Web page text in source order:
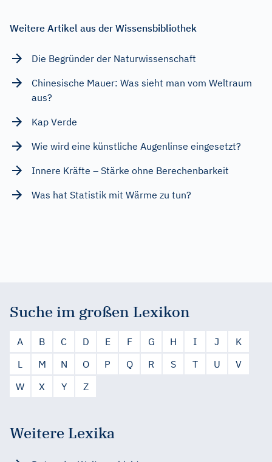
Weitere Artikel aus der Wissensbibliothek
Die Begründer der Naturwissenschaft
Chinesische Mauer: Was sieht man vom Weltraum
aus?
Kap Verde
Wie wird eine künstliche Augenlinse eingesetzt?
Innere Kräfte – Stärke ohne Berechenbarkeit
Was hat Statistik mit Wärme zu tun?
Suche im großen Lexikon
A B C D E F G H I J
K
L
M N O P Q R S T U
V
W
X Y Z
Weitere Lexika